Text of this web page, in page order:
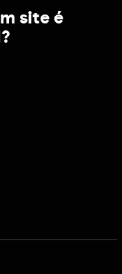
site é